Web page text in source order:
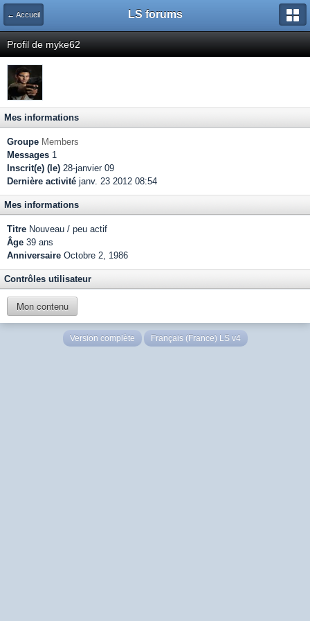
← Accueil LS forums
Profil de myke62
Mes informations
Groupe Members
Messages 1
Inscrit(e) (le) 28-janvier 09
Dernière activité janv. 23 2012 08:54
Mes informations
Titre Nouveau / peu actif
Âge 39 ans
Anniversaire Octobre 2, 1986
Contrôles utilisateur
Mon contenu
Version complète Français (France) LS v4